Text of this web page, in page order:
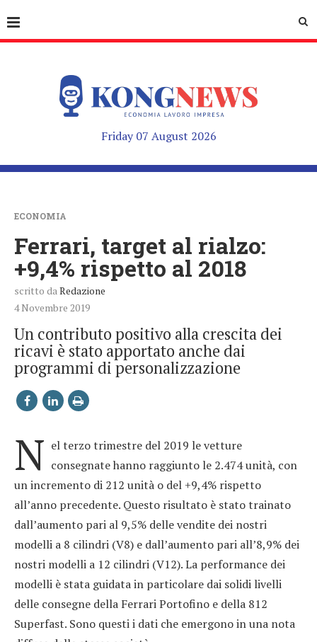
Friday 07 August 2026
ECONOMIA
Ferrari, target al rialzo:
+9,4% rispetto al 2018
scritto da Redazione
4 Novembre 2019
Un contributo positivo alla crescita dei
ricavi è stato apportato anche dai
programmi di personalizzazione
N el terzo trimestre del 2019 le vetture
consegnate hanno raggiunto le 2.474 unità, con
un incremento di 212 unità o del +9,4% rispetto
all’anno precedente. Questo risultato è stato trainato
dall’aumento pari al 9,5% delle vendite dei nostri
modelli a 8 cilindri (V8) e dall’aumento pari all’8,9% dei
nostri modelli a 12 cilindri (V12). La performance dei
modelli è stata guidata in particolare dai solidi livelli
delle consegne della Ferrari Portofino e della 812
Superfast. Sono questi i dati che emergono in una nota